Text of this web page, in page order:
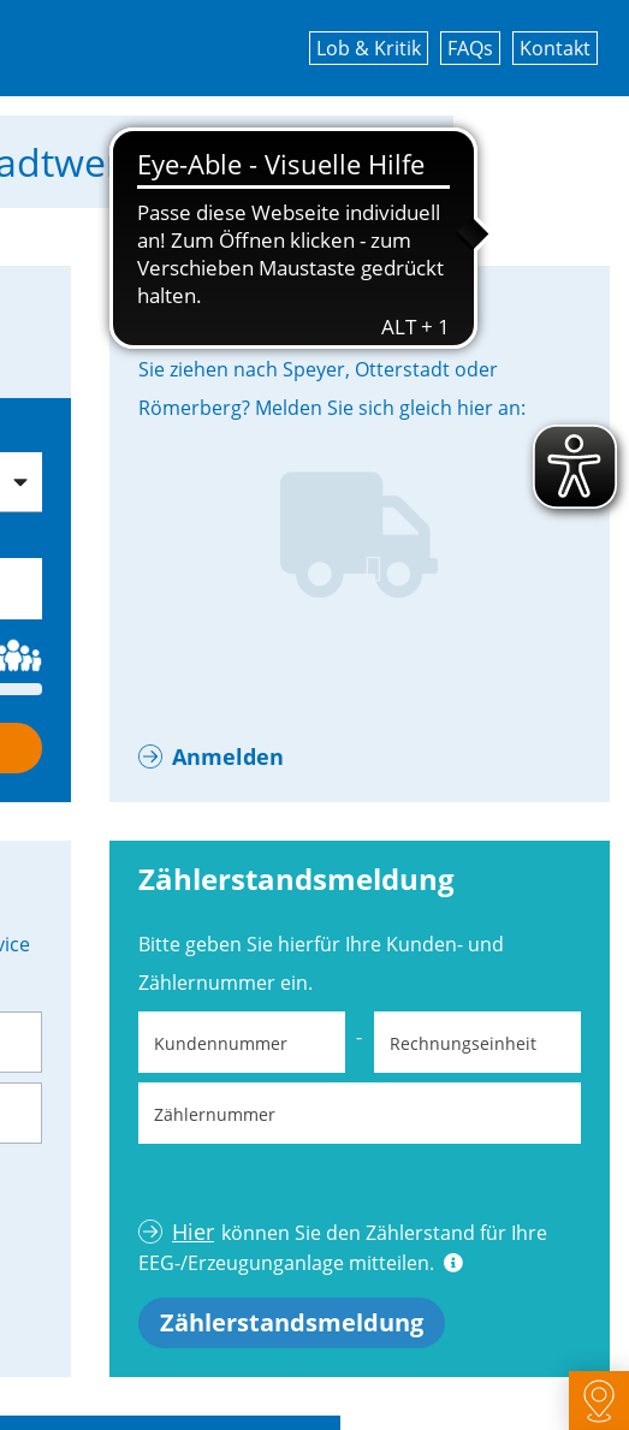
Lob & Kritik FAQs Kontakt
Speyer GmbH!
Umzug
Sie ziehen nach Speyer, Otterstadt oder
Römerberg? Melden Sie sich gleich hier an:
Anmelden
Zählerstandsmeldung
Bitte geben Sie hierfür Ihre Kunden- und
Zählernummer ein.
Kundennummer - Rechnungseinheit
Zählernummer
Hier können Sie den Zählerstand für Ihre
EEG-/Erzeugunganlage mitteilen.
Zählerstandsmeldung